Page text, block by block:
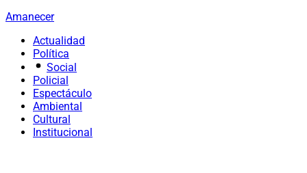
Amanecer
Actualidad
Política
Social
Policial
Espectáculo
Ambiental
Cultural
Institucional